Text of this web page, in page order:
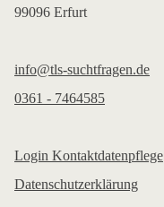
99096 Erfurt
info@tls-suchtfragen.de
0361 - 7464585
Login Kontaktdatenpflege
Datenschutzerklärung